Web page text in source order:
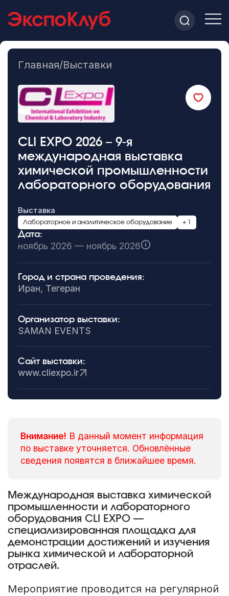
Главная/Выставки
CLI EXPO 2026 – 9-я
международная выставка
химической промышленности
лабораторного оборудования
Выставка
Лабораторное и аналитическое оборудование + 1
Дата:
ноябрь 2026 — ноябрь 2026
Город и страна проведения:
Иран, Тегеран
Организатор выставки:
SAMAN EVENTS
Сайт выставки:
www.cliexpo.ir
Внимание! В данный момент информация
по выставке уточняется. Обновлённые
сведения появятся в ближайшее время.
Международная выставка химической
промышленности и лабораторного
оборудования CLI EXPO —
специализированная площадка для
демонстрации достижений и изучения
рынка химической и лабораторной
отраслей.
Мероприятие проводится на регулярной